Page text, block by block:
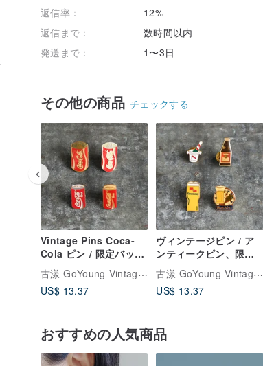
返信率：
12%
返信まで：
数時間以内
発送まで：
1〜3日
その他の商品 チェックする
Vintage Pins Coca-
Cola ピン / 限定バッ
ジ、コカ・コーラ、
Cocacola
古漾 GoYoung Vintage古着
US$ 13.37
ヴィンテージピン / ア
ンティークピン、限定
エンブレムブローチ、
アンティークエンブレ
ム
古漾 GoYoung Vintage古着
US$ 13.37
おすすめの人気商品